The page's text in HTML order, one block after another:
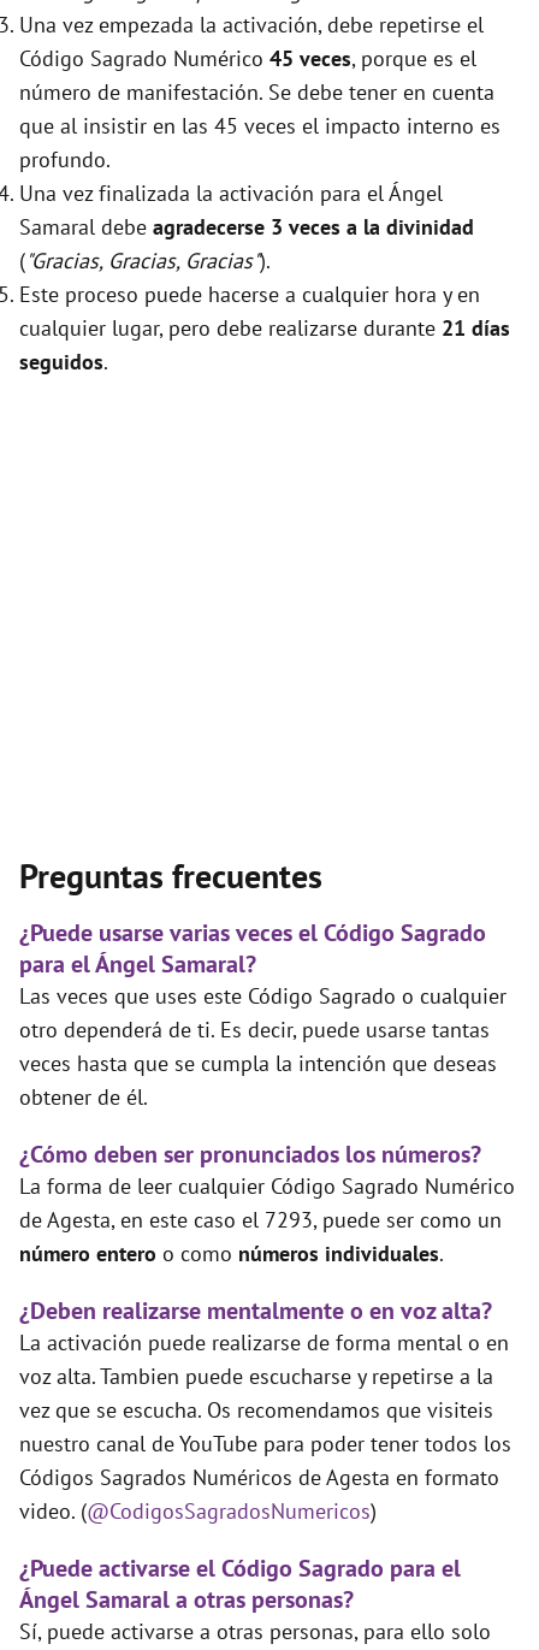
Una vez empezada la activación, debe repetirse el
Código Sagrado Numérico 45 veces, porque es el
número de manifestación. Se debe tener en cuenta
que al insistir en las 45 veces el impacto interno es
profundo.
Una vez finalizada la activación para el Ángel
Samaral debe agradecerse 3 veces a la divinidad
("Gracias, Gracias, Gracias").
Este proceso puede hacerse a cualquier hora y en
cualquier lugar, pero debe realizarse durante 21 días
seguidos.
Preguntas frecuentes
¿Puede usarse varias veces el Código Sagrado
para el Ángel Samaral?
Las veces que uses este Código Sagrado o cualquier
otro dependerá de ti. Es decir, puede usarse tantas
veces hasta que se cumpla la intención que deseas
obtener de él.
¿Cómo deben ser pronunciados los números?
La forma de leer cualquier Código Sagrado Numérico
de Agesta, en este caso el 7293, puede ser como un
número entero o como números individuales.
¿Deben realizarse mentalmente o en voz alta?
La activación puede realizarse de forma mental o en
voz alta. Tambien puede escucharse y repetirse a la
vez que se escucha. Os recomendamos que visiteis
nuestro canal de YouTube para poder tener todos los
Códigos Sagrados Numéricos de Agesta en formato
video. (@CodigosSagradosNumericos)
¿Puede activarse el Código Sagrado para el
Ángel Samaral a otras personas?
Sí, puede activarse a otras personas, para ello solo